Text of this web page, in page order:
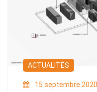
ACTUALITÉS
15 septembre 2020